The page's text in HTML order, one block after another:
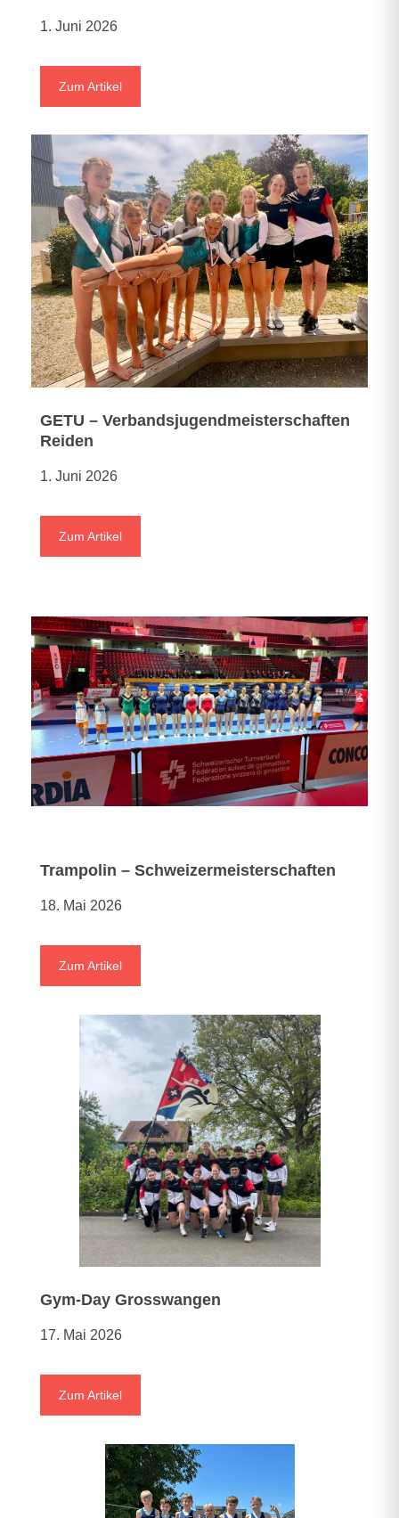
1. Juni 2026
Zum Artikel
GETU – Verbandsjugendmeisterschaften
Reiden
1. Juni 2026
Zum Artikel
Trampolin – Schweizermeisterschaften
18. Mai 2026
Zum Artikel
Gym-Day Grosswangen
17. Mai 2026
Zum Artikel